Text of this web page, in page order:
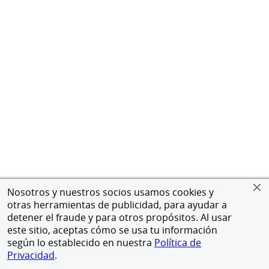
Nosotros y nuestros socios usamos cookies y
otras herramientas de publicidad, para ayudar a
detener el fraude y para otros propósitos. Al usar
este sitio, aceptas cómo se usa tu información
según lo establecido en nuestra Política de
Privacidad.